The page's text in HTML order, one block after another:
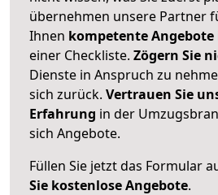
übernehmen unsere Partner
Ihnen kompetente Angebote
einer Checkliste. Zögern Sie
Dienste in Anspruch zu
sich zurück. Vertrauen Sie
Erfahrung in der
sich Angebote.
Füllen Sie jetzt das Formular
Sie kostenlose Angebote.